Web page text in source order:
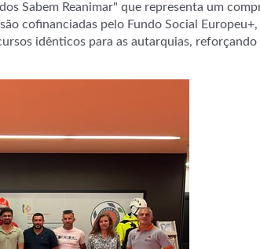
Sabem Reanimar" que representa um
cofinanciadas pelo Fundo Social
idênticos para as autarquias,